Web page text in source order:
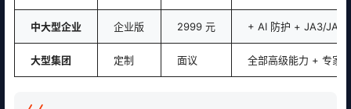
中大型企业 企业版 2999 元 + AI 防护 + JA3/JA4
大型集团 定制 面议 全部高级能力 + 专家